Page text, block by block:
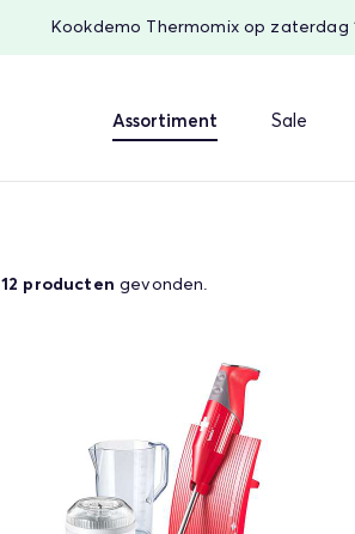
Kookdemo Thermomix op zaterdag
Assortiment Sale
12 producten gevonden.